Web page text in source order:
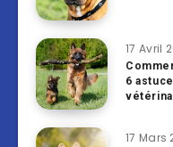
17 Avril
6
17 Mars